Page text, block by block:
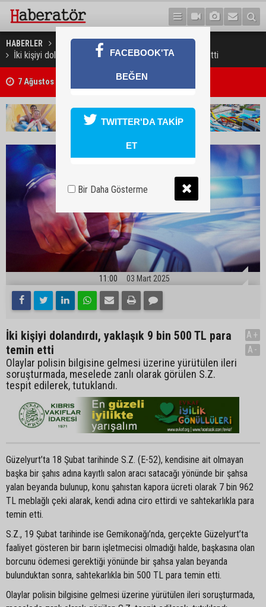
HABERLER GÜNDEM
İki kişiyi dolandırdı, yaklaşık 9 bin 500 TL para temin etti
7 Ağustos 2026 Döviz Kurları
11:00 03 Mart 2025
İki kişiyi dolandırdı, yaklaşık 9 bin 500 TL para
temin etti
Olaylar polisin bilgisine gelmesi üzerine yürütülen ileri
soruşturmada, meselede zanlı olarak görülen S.Z.
tespit edilerek, tutuklandı.
A+
A-
Güzelyurt’ta 18 Şubat tarihinde S.Z. (E-52), kendisine ait olmayan
başka bir şahıs adına kayıtlı salon aracı satacağı yönünde bir şahsa
yalan beyanda bulunup, konu şahıstan kapora ücreti olarak 7 bin 962
TL meblağlı çeki alarak, kendi adına ciro ettirdi ve sahtekarlıkla para
temin etti.
S.Z., 19 Şubat tarihinde ise Gemikonağı’nda, gerçekte Güzelyurt’ta
faaliyet gösteren bir barın işletmecisi olmadığı halde, başkasına olan
borcunu ödemesi gerektiği yönünde bir şahsa yalan beyanda
bulunduktan sonra, sahtekarlıkla bin 500 TL para temin etti.
Olaylar polisin bilgisine gelmesi üzerine yürütülen ileri soruşturmada,
FACEBOOK'TA
BEĞEN
TWITTER'DA TAKİP
ET
Bir Daha Gösterme